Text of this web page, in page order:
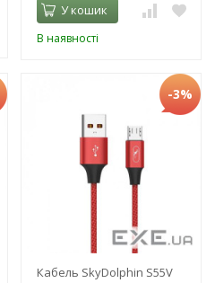
У кошик
В наявності
-3%
Кабель SkyDolphin S55V